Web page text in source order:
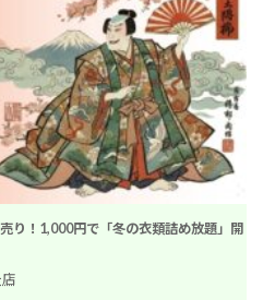
り！1,000円で「冬の衣類詰め放題」開